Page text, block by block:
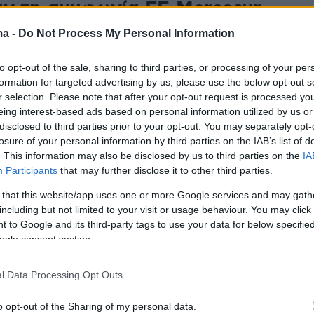
- Do Not Process My Personal Information
opt-out of the sale, sharing to third parties, or processing of your
for targeted advertising by us, please use the below opt-out
selection. Please note that after your opt-out request is processed
interest-based ads based on personal information utilized by us
to third parties prior to your opt-out. You may separately
of your personal information by third parties on the IAB’s list of
This information may also be disclosed by us to third parties on the
Participants that may further disclose it to other third parties.
that this website/app uses one or more Google services and may
but not limited to your visit or usage behaviour. You may
to Google and its third-party tags to use your data for below
consent section.
Data Processing Opt Outs
opt-out of the Sharing of my personal data.
τη συμφωνία ΕΕ-Mercosur
που παραθέτει ο υπουργός Υγείας για τη συμφωνία
για προώθηση των
αγροδιατροφικών
παγκοσμίως ζητά από την
ο Δημήτρης Τσιόδρας
και εκπρόσωπος τύπου της ευρωομάδας της
ότι οι εκστρατείες προώθησης των
της ΕΕ συμβάλλουν σημαντικά στο άνοιγμα
1